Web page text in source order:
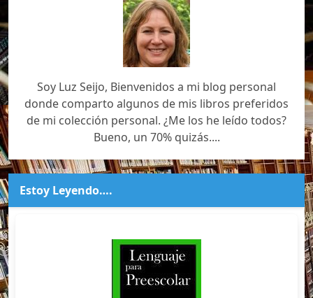
Soy Luz Seijo, Bienvenidos a mi blog personal
donde comparto algunos de mis libros preferidos
de mi colección personal. ¿Me los he leído todos?
Bueno, un 70% quizás....
Estoy Leyendo….